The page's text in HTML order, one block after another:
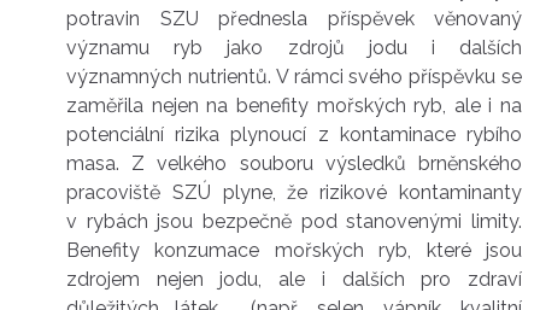
potravin SZU přednesla příspěvek věnovaný
významu ryb jako zdrojů jodu i dalších
významných nutrientů. V rámci svého příspěvku se
zaměřila nejen na benefity mořských ryb, ale i na
potenciální rizika plynoucí z kontaminace rybího
masa. Z velkého souboru výsledků brněnského
pracoviště SZÚ plyne, že rizikové kontaminanty
v rybách jsou bezpečně pod stanovenými limity.
Benefity konzumace mořských ryb, které jsou
zdrojem nejen jodu, ale i dalších pro zdraví